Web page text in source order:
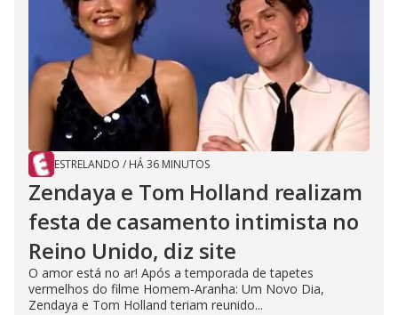
ESTRELANDO / HÁ 36 MINUTOS
Zendaya e Tom Holland realizam
festa de casamento intimista no
Reino Unido, diz site
O amor está no ar! Após a temporada de tapetes
vermelhos do filme Homem-Aranha: Um Novo Dia,
Zendaya e Tom Holland teriam reunido...